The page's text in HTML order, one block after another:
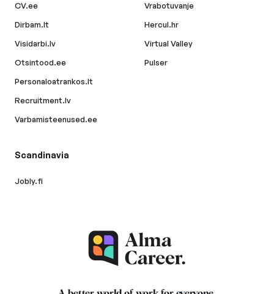
CV.ee
Dirbam.lt
Visidarbi.lv
Otsintood.ee
Personaloatrankos.lt
Recruitment.lv
Varbamisteenused.ee
Vrabotuvanje
Hercul.hr
Virtual Valley
Pulser
Scandinavia
Jobly.fi